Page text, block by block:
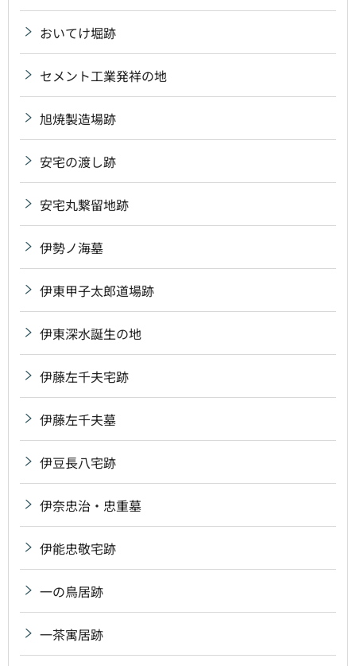
おいてけ堀跡
セメント工業発祥の地
旭焼製造場跡
安宅の渡し跡
安宅丸繋留地跡
伊勢ノ海墓
伊東甲子太郎道場跡
伊東深水誕生の地
伊藤左千夫宅跡
伊藤左千夫墓
伊豆長八宅跡
伊奈忠治・忠重墓
伊能忠敬宅跡
一の鳥居跡
一茶寓居跡